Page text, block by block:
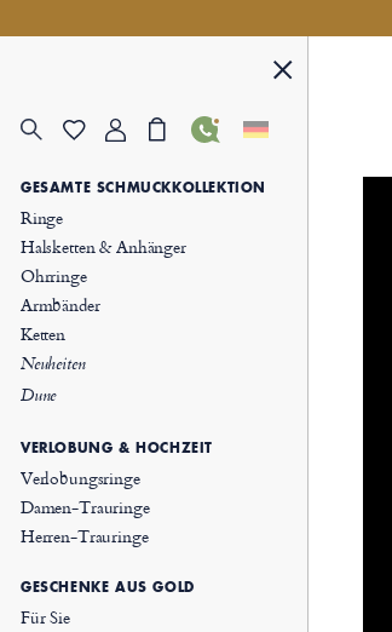
GESAMTE SCHMUCKKOLLEKTION
Ringe
Halsketten & Anhänger
Ohrringe
Armbänder
Ketten
Neuheiten
Dune
VERLOBUNG & HOCHZEIT
Verlobungsringe
Damen-Trauringe
Herren-Trauringe
GESCHENKE AUS GOLD
Für Sie